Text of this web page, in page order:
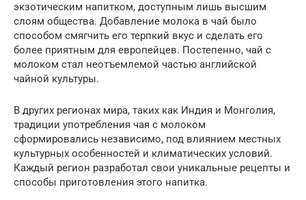
экзотическим напитком, доступным лишь высшим
слоям общества. Добавление молока в чай было
способом смягчить его терпкий вкус и сделать его
более приятным для европейцев. Постепенно, чай с
молоком стал неотъемлемой частью английской
чайной культуры.
В других регионах мира, таких как Индия и Монголия,
традиции употребления чая с молоком
сформировались независимо, под влиянием местных
культурных особенностей и климатических условий.
Каждый регион разработал свои уникальные рецепты и
способы приготовления этого напитка.